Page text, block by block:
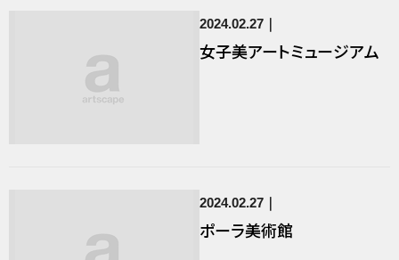
2024.02.27
女子美アートミュージアム
2024.02.27
ポーラ美術館